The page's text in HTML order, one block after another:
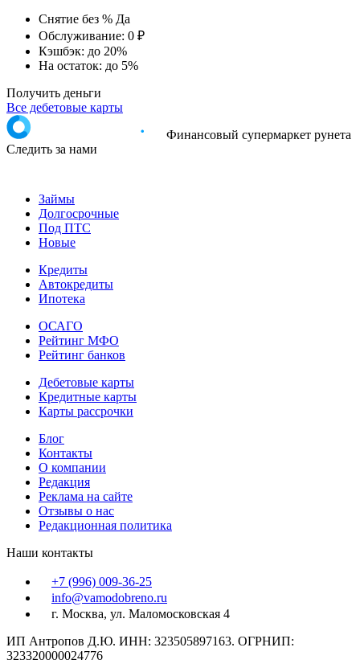
Снятие без % Да
Обслуживание: 0 ₽
Кэшбэк: до 20%
На остаток: до 5%
Получить деньги
Все дебетовые карты
Финансовый супермаркет рунета
Следить за нами
Займы
Долгосрочные
Под ПТС
Новые
Кредиты
Автокредиты
Ипотека
ОСАГО
Рейтинг МФО
Рейтинг банков
Дебетовые карты
Кредитные карты
Карты рассрочки
Блог
Контакты
О компании
Редакция
Реклама на сайте
Отзывы о нас
Редакционная политика
Наши контакты
+7 (996) 009-36-25
info@vamodobreno.ru
г. Москва, ул. Маломосковская 4
ИП Антропов Д.Ю. ИНН: 323505897163. ОГРНИП:
323320000024776